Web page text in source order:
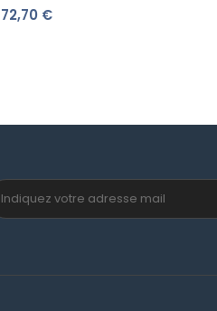
Casadeco Les Belles Toiles De
72,70 €